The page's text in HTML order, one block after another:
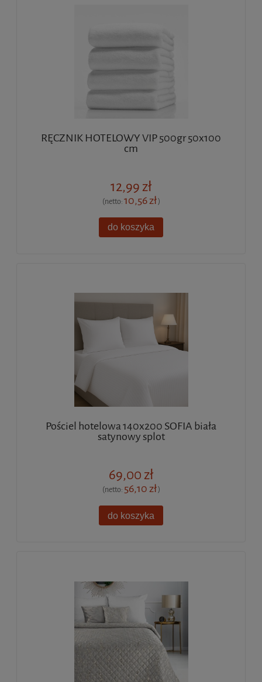
RĘCZNIK HOTELOWY VIP 500gr 50x100
cm
12,99 zł
(netto:10,56 zł)
do koszyka
Pościel hotelowa 140x200 SOFIA biała
satynowy splot
69,00 zł
(netto: 56,10 zł)
do koszyka